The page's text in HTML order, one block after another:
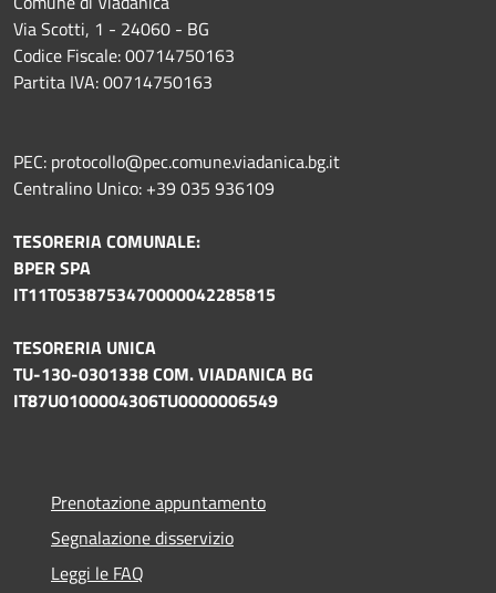
Via Scotti, 1 - 24060 - BG
Codice Fiscale: 00714750163
Partita IVA: 00714750163
PEC: protocollo@pec.comune.viadanica.bg.it
Centralino Unico: +39 035 936109
TESORERIA COMUNALE:
BPER SPA
IT11T0538753470000042285815
TESORERIA UNICA
TU-130-0301338 COM. VIADANICA BG
IT87U0100004306TU0000006549
Prenotazione appuntamento
Segnalazione disservizio
Leggi le FAQ